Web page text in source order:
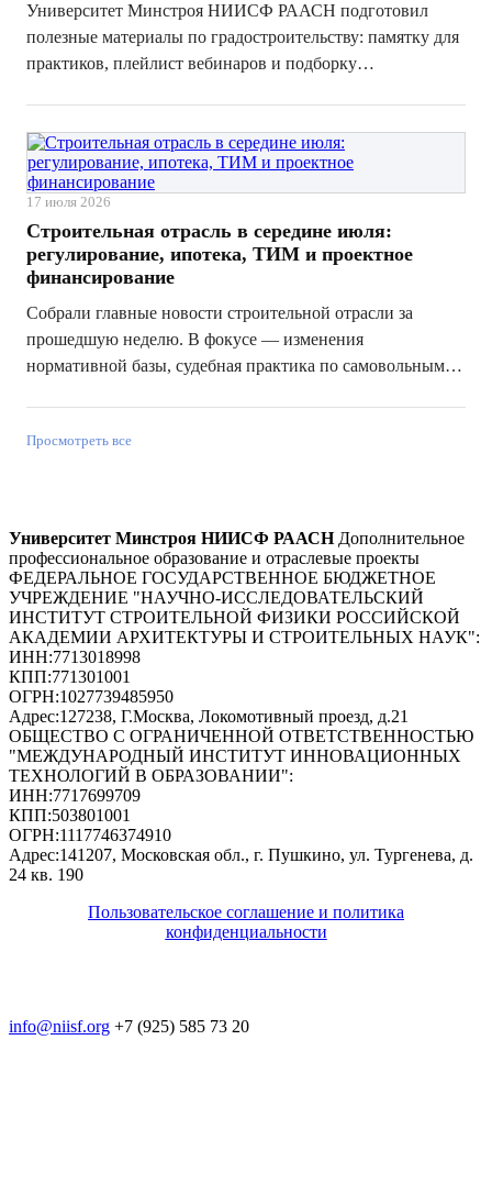
Университет Минстроя НИИСФ РААСН подготовил
полезные материалы по градостроительству: памятку для
практиков, плейлист вебинаров и подборку
планировании, ПЗЗ, ГПЗУ, мастер-планах, КРТ и
цифровых...
17 июля 2026
Строительная отрасль в середине июля:
регулирование, ипотека, ТИМ и проектное
финансирование
Собрали главные новости строительной отрасли за
прошедшую неделю. В фокусе — изменения
нормативной базы, судебная практика по самовольным
проектное финансирование, эскроу-счета и распр...
Просмотреть все
Университет Минстроя НИИСФ РААСН Дополнительное
профессиональное образование и отраслевые проекты
ФЕДЕРАЛЬНОЕ ГОСУДАРСТВЕННОЕ БЮДЖЕТНОЕ
УЧРЕЖДЕНИЕ "НАУЧНО-ИССЛЕДОВАТЕЛЬСКИЙ
ИНСТИТУТ СТРОИТЕЛЬНОЙ ФИЗИКИ РОССИЙСКОЙ
АКАДЕМИИ АРХИТЕКТУРЫ И СТРОИТЕЛЬНЫХ НАУК":
ИНН:7713018998
КПП:771301001
ОГРН:1027739485950
Адрес:127238, Г.Москва, Локомотивный проезд, д.21
ОБЩЕСТВО С ОГРАНИЧЕННОЙ ОТВЕТСТВЕННОСТЬЮ
"МЕЖДУНАРОДНЫЙ ИНСТИТУТ ИННОВАЦИОННЫХ
ТЕХНОЛОГИЙ В ОБРАЗОВАНИИ":
ИНН:7717699709
КПП:503801001
ОГРН:1117746374910
Адрес:141207, Московская обл., г. Пушкино, ул. Тургенева, д.
24 кв. 190
Пользовательское соглашение и политика
конфиденциальности
info@niisf.org +7 (925) 585 73 20